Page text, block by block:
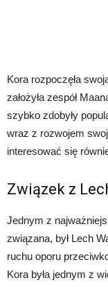
Kora rozpoczęła
założyła zespół
szybko zdobyły
wraz z rozwojem
interesować się
Związek z
Jednym z
związana, był Lech
ruchu oporu
Kora była jednym z